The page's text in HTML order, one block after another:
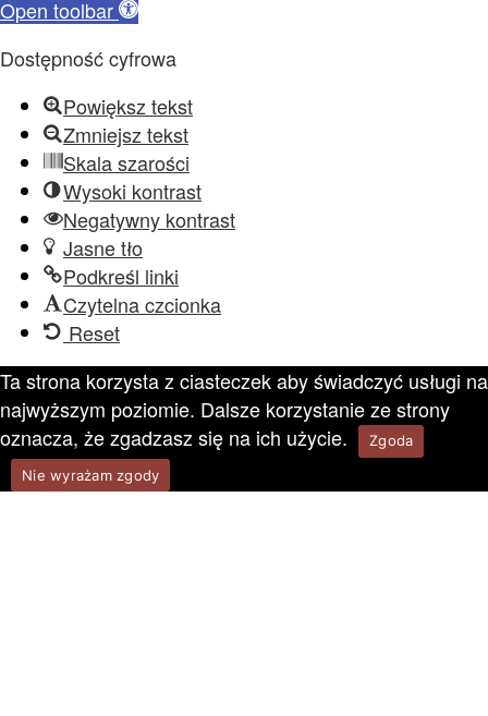
Open toolbar
Dostępność cyfrowa
Powiększ tekst
Zmniejsz tekst
Skala szarości
Wysoki kontrast
Negatywny kontrast
Jasne tło
Podkreśl linki
Czytelna czcionka
Reset
Ta strona korzysta z ciasteczek aby świadczyć usługi na
najwyższym poziomie. Dalsze korzystanie ze strony
oznacza, że zgadzasz się na ich użycie.
Zgoda
Nie wyrażam zgody